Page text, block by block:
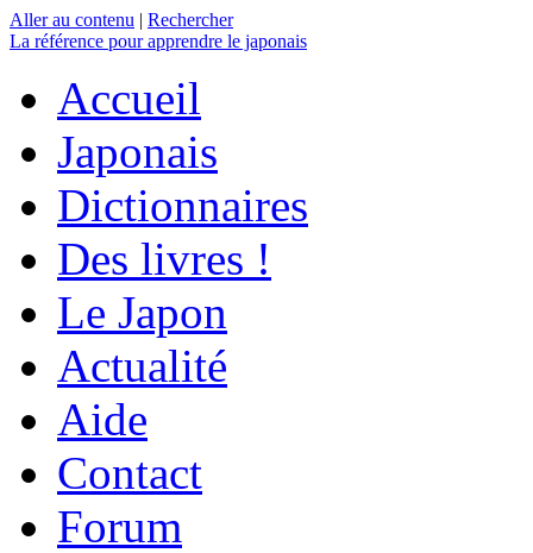
Aller au contenu | Rechercher
La référence pour apprendre le japonais
Accueil
Japonais
Dictionnaires
Des livres !
Le Japon
Actualité
Aide
Contact
Forum